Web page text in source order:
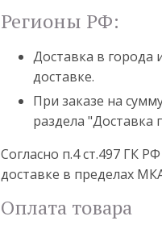
Регионы РФ:
Доставка в города
доставке.
При заказе на
раздела "Доставка
Согласно п.4 ст.497 ГК
доставке в пределах
Оплата товара